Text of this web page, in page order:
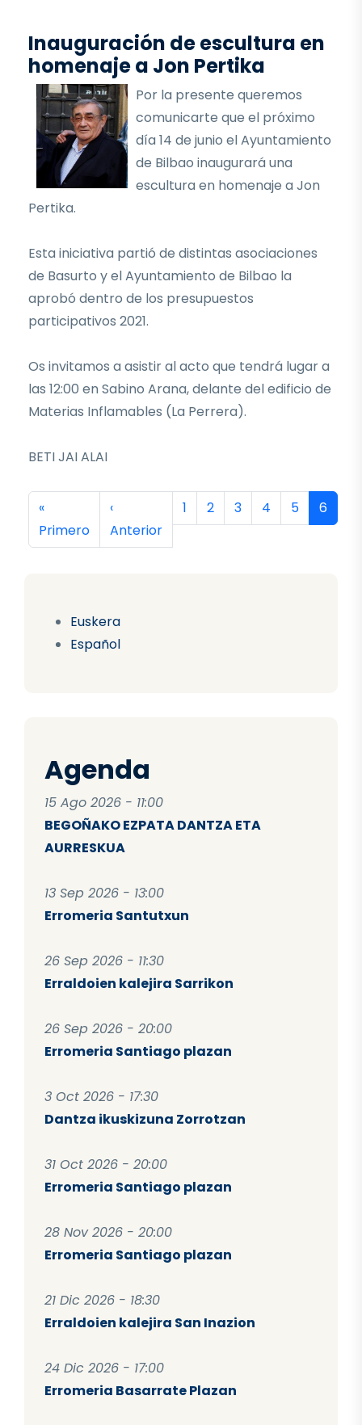
Euskera
Español
Agenda
15 Ago 2026 - 11:00
BEGOÑAKO EZPATA DANTZA ETA
AURRESKUA
13 Sep 2026 - 13:00
Erromeria Santutxun
26 Sep 2026 - 11:30
Erraldoien kalejira Sarrikon
26 Sep 2026 - 20:00
Erromeria Santiago plazan
3 Oct 2026 - 17:30
Dantza ikuskizuna Zorrotzan
31 Oct 2026 - 20:00
Erromeria Santiago plazan
28 Nov 2026 - 20:00
Erromeria Santiago plazan
21 Dic 2026 - 18:30
Erraldoien kalejira San Inazion
24 Dic 2026 - 17:00
Erromeria Basarrate Plazan
Inauguración de escultura en
homenaje a Jon Pertika
Por la presente queremos
comunicarte que el próximo
día 14 de junio el Ayuntamiento
de Bilbao inaugurará una
escultura en homenaje a Jon
Pertika.
Esta iniciativa partió de distintas asociaciones
de Basurto y el Ayuntamiento de Bilbao la
aprobó dentro de los presupuestos
participativos 2021.
Os invitamos a asistir al acto que tendrá lugar a
las 12:00 en Sabino Arana, delante del edificio de
Materias Inflamables (La Perrera).
BETI JAI ALAI
Paginación
Primera página
«
Primero
Página anterior
‹
Anterior
Página
1 Página
2 Página
3 Página
4 Página
5 6